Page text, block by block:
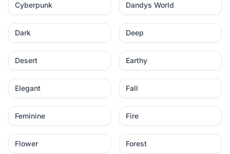
Cyberpunk Dandys World
Dark Deep
Desert Earthy
Elegant Fall
Feminine Fire
Flower Forest